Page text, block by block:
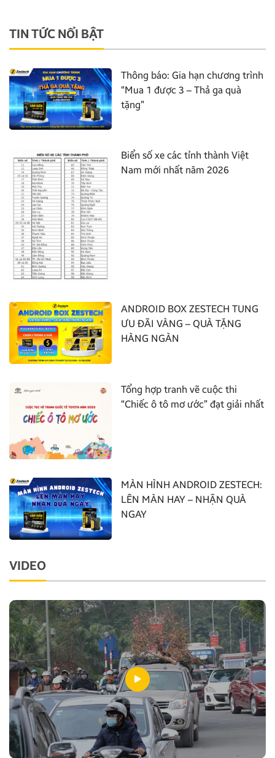
TIN TỨC NỔI BẬT
Thông báo: Gia hạn chương trình
“Mua 1 được 3 – Thả ga quà
tặng”
Biển số xe các tỉnh thành Việt
Nam mới nhất năm 2026
ANDROID BOX ZESTECH TUNG
ƯU ĐÃI VÀNG – QUÀ TẶNG
HÀNG NGÀN
Tổng hợp tranh vẽ cuộc thi
“Chiếc ô tô mơ ước” đạt giải nhất
MÀN HÌNH ANDROID ZESTECH:
LÊN MÀN HAY – NHẬN QUÀ
NGAY
VIDEO